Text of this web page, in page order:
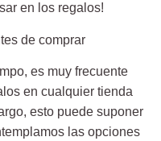
en los regalos!
de comprar
es muy frecuente
en cualquier tienda
esto puede suponer
las opciones